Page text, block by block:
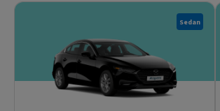
Sedan